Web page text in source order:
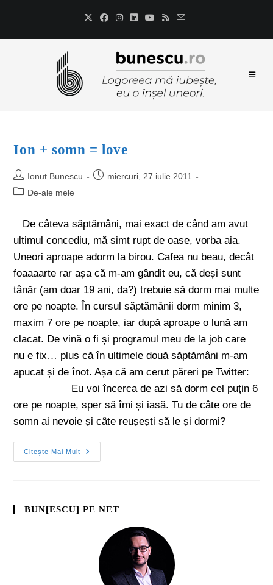
Ion + somn = love
Ionut Bunescu
miercuri, 27 iulie 2011
De-ale mele
De câteva săptămâni, mai exact de când am avut
ultimul concediu, mă simt rupt de oase, vorba aia.
Uneori aproape adorm la birou. Cafea nu beau, decât
foaaaarte rar așa că m-am gândit eu, că deși sunt
tânăr (am doar 19 ani, da?) trebuie să dorm mai multe
ore pe noapte. În cursul săptămânii dorm minim 3,
maxim 7 ore pe noapte, iar după aproape o lună am
clacat. De vină o fi și programul meu de la job care
nu e fix… plus că în ultimele două săptămâni m-am
apucat și de înot. Așa că am cerut păreri pe Twitter:
Eu voi încerca de azi să dorm cel puțin 6
ore pe noapte, sper să îmi și iasă. Tu de câte ore de
somn ai nevoie și câte reușești să le și dormi?
Citește Mai Mult
BUN[ESCU] PE NET